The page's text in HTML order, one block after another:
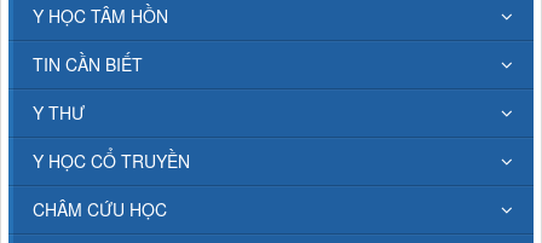
Y HỌC TÂM HỒN
TIN CẦN BIẾT
Y THƯ
Y HỌC CỔ TRUYỀN
CHÂM CỨU HỌC